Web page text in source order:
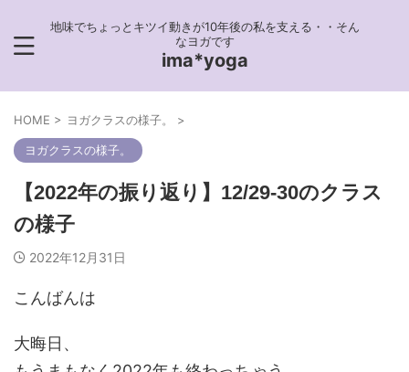
地味でちょっとキツイ動きが10年後の私を支える・・そん
なヨガです
ima*yoga
HOME > ヨガクラスの様子。 >
ヨガクラスの様子。
【2022年の振り返り】12/29-30のクラス
の様子
2022年12月31日
こんばんは
大晦日、